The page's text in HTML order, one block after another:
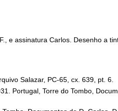
e assinatura Carlos. Desenho a
Salazar, PC-65, cx. 639, pt. 6.
Portugal, Torre do Tombo,